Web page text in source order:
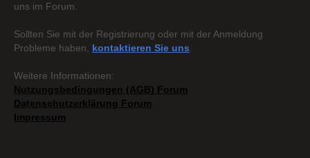
uns im Forum.
Sollten Sie mit der Registrierung oder mit der Anmeldung
Probleme haben, kontaktieren Sie uns
Weitere Informationen:
Nutzungsbedingungen (AGB) Forum
Datenschutzerklärung Forum
Impressum